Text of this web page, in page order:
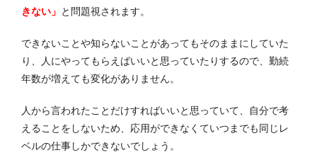
きない」 と問題視されます。
できないことや知らないことがあってもそのままにしていた
り、人にやってもらえばいいと思っていたりするので、勤続
年数が増えても変化がありません。
人から言われたことだけすればいいと思っていて、自分で考
えることをしないため、応用ができなくていつまでも同じレ
ベルの仕事しかできないでしょう。